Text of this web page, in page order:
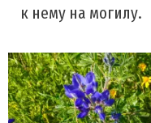
к нему на могилу.